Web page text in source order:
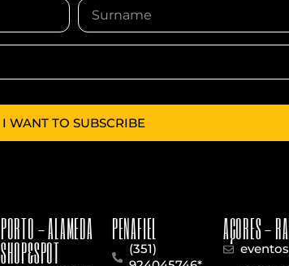
I WANT TO SUBSCRIBE
PORTO - ALAMEDA
SHOP&SPOT
PENAFIEL
(351)
AÇORES -